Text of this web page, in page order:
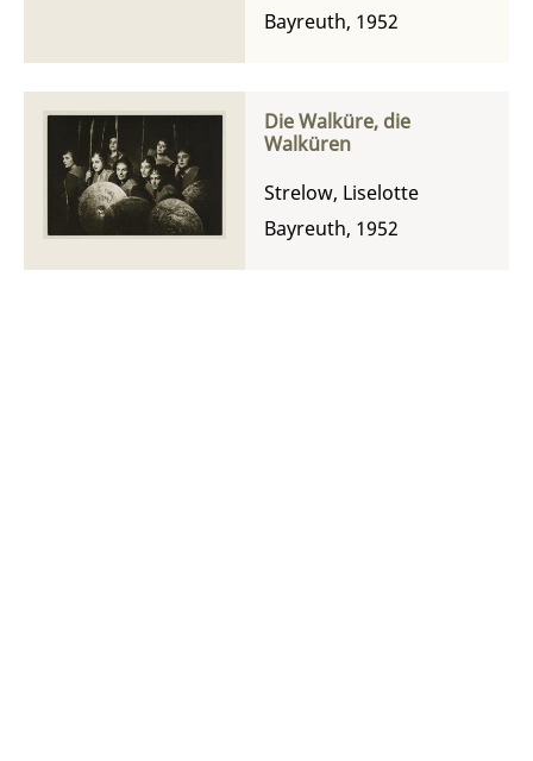
Bayreuth, 1952
Die Walküre, die
Walküren
Strelow, Liselotte
Bayreuth, 1952